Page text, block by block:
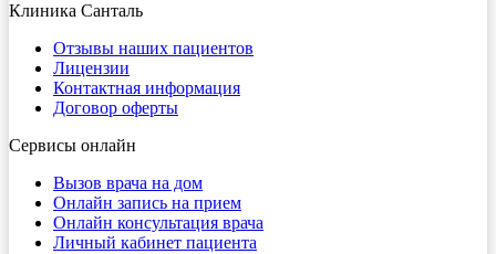
Клиника Санталь
Отзывы наших пациентов
Лицензии
Контактная информация
Договор оферты
Сервисы онлайн
Вызов врача на дом
Онлайн запись на прием
Онлайн консультация врача
Личный кабинет пациента